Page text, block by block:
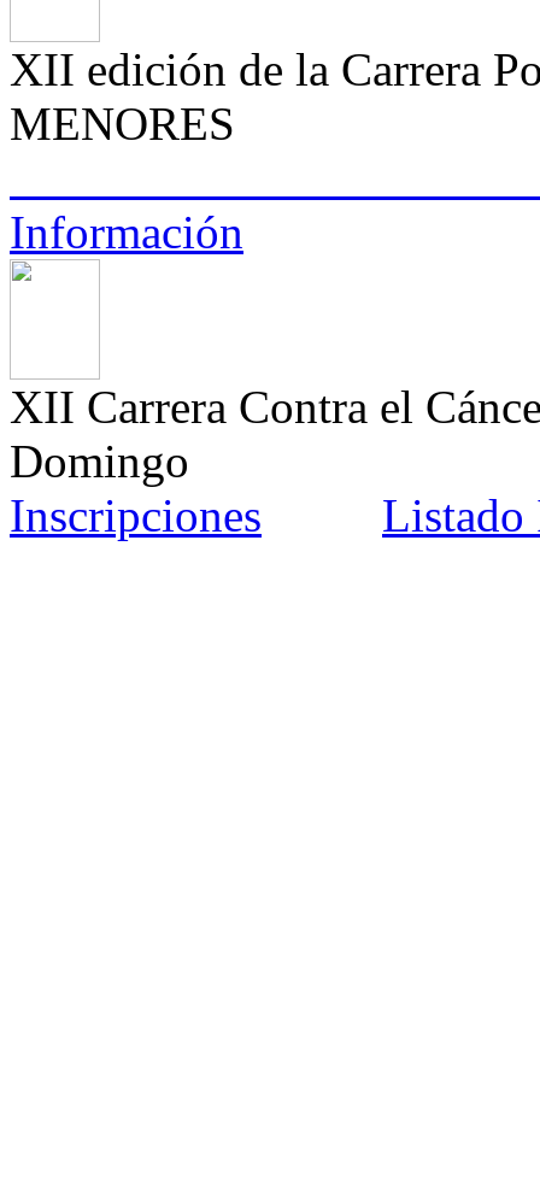
XII edición de la Carrera
MENORES
Información
XII Carrera Contra el
Domingo
Inscripciones
Listado